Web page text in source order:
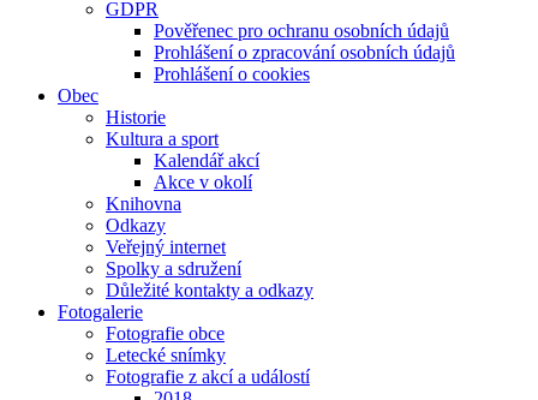
GDPR
Pověřenec pro ochranu osobních údajů
Prohlášení o zpracování osobních údajů
Prohlášení o cookies
Obec
Historie
Kultura a sport
Kalendář akcí
Akce v okolí
Knihovna
Odkazy
Veřejný internet
Spolky a sdružení
Důležité kontakty a odkazy
Fotogalerie
Fotografie obce
Letecké snímky
Fotografie z akcí a událostí